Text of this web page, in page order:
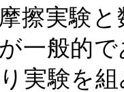
擦実験
一般的
実験を